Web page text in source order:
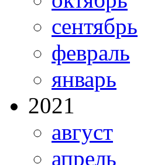
сентябрь
февраль
январь
2021
август
апрель